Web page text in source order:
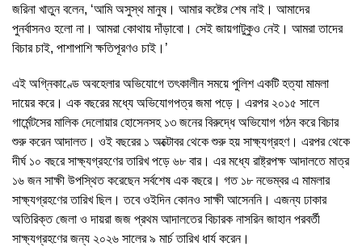
জরিনা খাতুন বলেন, ‘আমি অসুস্থ মানুষ। আমার কষ্টের শেষ নাই। আমাদের
পুনর্বাসনও হলো না। আমরা কোথায় দাঁড়াবো। সেই জায়গাটুকুও নেই। আমরা তাদের
বিচার চাই, পাশাপাশি ক্ষতিপূরণও চাই।’
এই অগ্নিকাণ্ডে অবহেলার অভিযোগে তৎকালীন সময়ে পুলিশ একটি হত্যা মামলা
দায়ের করে। এক বছরের মধ্যে অভিযোগপত্র জমা পড়ে। এরপর ২০১৫ সালে
গার্মেন্টসের মালিক দেলোয়ার হোসেনসহ ১৩ জনের বিরুদ্ধে অভিযোগ গঠন করে বিচার
শুরু করেন আদালত। ওই বছরের ১ অক্টোবর থেকে শুরু হয় সাক্ষ্যগ্রহণ। এরপর থেকে
দীর্ঘ ১০ বছরে সাক্ষ্যগ্রহণের তারিখ পড়ে ৬৮ বার। এর মধ্যে রাষ্ট্রপক্ষ আদালতে মাত্র
১৬ জন সাক্ষী উপস্থিত করেছেন সর্বশেষ এক বছরে। গত ১৮ নভেম্বর এ মামলার
সাক্ষ্যগ্রহণের তারিখ ছিল। তবে ওইদিন কোনও সাক্ষী আসেননি। এজন্য ঢাকার
অতিরিক্ত জেলা ও দায়রা জজ প্রথম আদালতের বিচারক নাসরিন জাহান পরবর্তী
সাক্ষ্যগ্রহণের জন্য ২০২৬ সালের ৯ মার্চ তারিখ ধার্য করেন।